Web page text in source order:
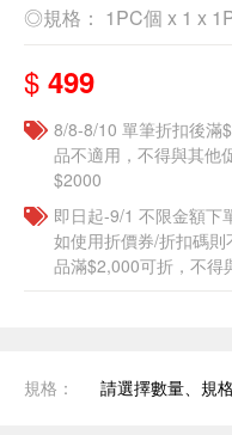
◎規格： 1PC個 x 1 x
$ 499
8/8-8/10 單筆折扣後滿
品不適用，不得與其他
$2000
即日起-9/1 不限金額下
如使用折價券/折扣碼
品滿$2,000可折，不得
規格： 請選擇數量、規